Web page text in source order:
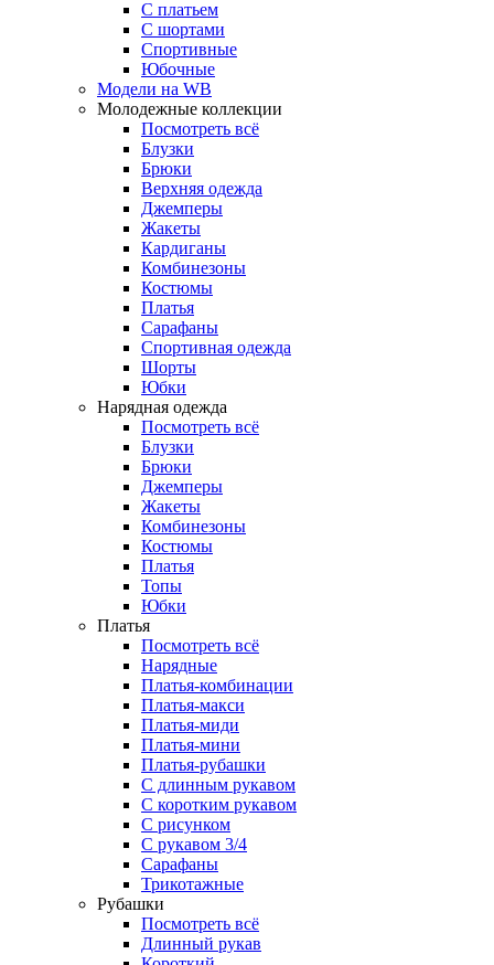
С платьем
С шортами
Спортивные
Юбочные
Модели на WB
Молодежные коллекции
Посмотреть всё
Блузки
Брюки
Верхняя одежда
Джемперы
Жакеты
Кардиганы
Комбинезоны
Костюмы
Платья
Сарафаны
Спортивная одежда
Шорты
Юбки
Нарядная одежда
Посмотреть всё
Блузки
Брюки
Джемперы
Жакеты
Комбинезоны
Костюмы
Платья
Топы
Юбки
Платья
Посмотреть всё
Нарядные
Платья-комбинации
Платья-макси
Платья-миди
Платья-мини
Платья-рубашки
С длинным рукавом
С коротким рукавом
С рисунком
С рукавом 3/4
Сарафаны
Трикотажные
Рубашки
Посмотреть всё
Длинный рукав